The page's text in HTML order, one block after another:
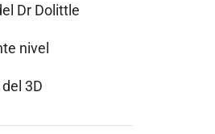
Dr Dolittle
nivel
3D